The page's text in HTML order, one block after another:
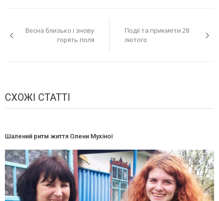
записів
Весна близько і знову
горять поля
Події та прикмети 28
лютого
СХОЖІ СТАТТІ
Шалений ритм життя Олени Мухіної